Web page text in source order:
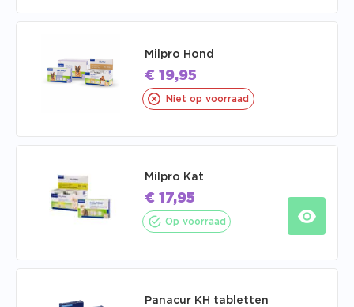
Milpro Hond
€ 19,95
Niet op voorraad
Milpro Kat
€ 17,95
Op voorraad
Panacur KH tabletten